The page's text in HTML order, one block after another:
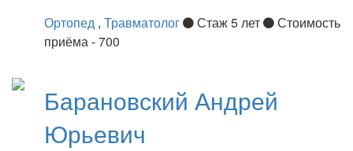
Ортопед , Травматолог Стаж 5 лет
Стоимость
приёма - 700
Барановский Андрей
Юрьевич